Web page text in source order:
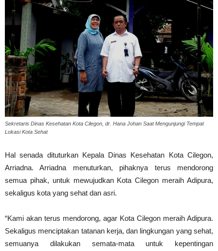
Sekretaris Dinas Kesehatan Kota Cilegon, dr. Hana Johan Saat Mengunjungi Tempat
Lokasi Kota Sehat
Hal senada dituturkan Kepala Dinas Kesehatan Kota Cilegon,
Arriadna. Arriadna menuturkan, pihaknya terus mendorong
semua pihak, untuk mewujudkan Kota Cilegon meraih Adipura,
sekaligus kota yang sehat dan asri.
“Kami akan terus mendorong, agar Kota Cilegon meraih Adipura.
Sekaligus menciptakan tatanan kerja, dan lingkungan yang sehat,
semuanya dilakukan semata-mata untuk kepentingan